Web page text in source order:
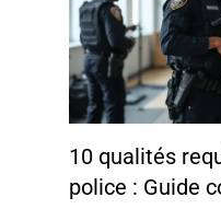
10 qualités
police : Guide